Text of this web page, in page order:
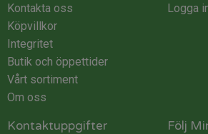
Kontakta oss
Köpvillkor
Integritet
Butik och öppettider
Vårt sortiment
Om oss
Logga
Kontaktuppgifter Följ